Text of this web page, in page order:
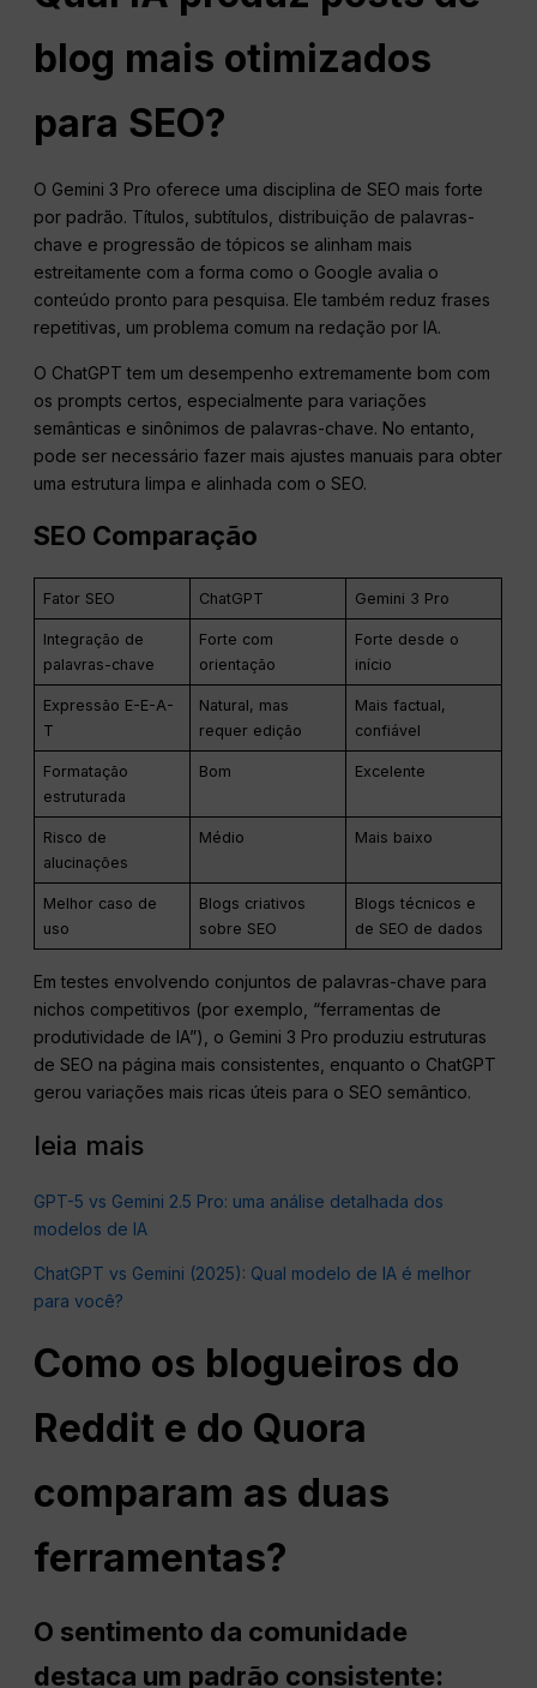
blog mais otimizados
para SEO?
O Gemini 3 Pro oferece uma disciplina de SEO mais forte
por padrão. Títulos, subtítulos, distribuição de palavras-
chave e progressão de tópicos se alinham mais
estreitamente com a forma como o Google avalia o
conteúdo pronto para pesquisa. Ele também reduz frases
repetitivas, um problema comum na redação por IA.
O ChatGPT tem um desempenho extremamente bom com
os prompts certos, especialmente para variações
semânticas e sinônimos de palavras-chave. No entanto,
pode ser necessário fazer mais ajustes manuais para obter
uma estrutura limpa e alinhada com o SEO.
SEO Comparação
Fator SEO ChatGPT Gemini 3 Pro
Integração de
palavras-chave
Forte com
orientação
Forte desde o
início
Expressão E-E-A-
T
Natural, mas
requer edição
Mais factual,
confiável
Formatação
estruturada
Bom Excelente
Risco de
alucinações
Médio Mais baixo
Melhor caso de
uso
Blogs criativos
sobre SEO
Blogs técnicos e
de SEO de dados
Em testes envolvendo conjuntos de palavras-chave para
nichos competitivos (por exemplo, “ferramentas de
produtividade de IA”), o Gemini 3 Pro produziu estruturas
de SEO na página mais consistentes, enquanto o ChatGPT
gerou variações mais ricas úteis para o SEO semântico.
leia mais
GPT-5 vs Gemini 2.5 Pro: uma análise detalhada dos
modelos de IA
ChatGPT vs Gemini (2025): Qual modelo de IA é melhor
para você?
Como os blogueiros do
Reddit e do Quora
comparam as duas
ferramentas?
O sentimento da comunidade
destaca um padrão consistente: